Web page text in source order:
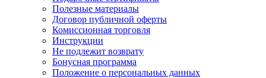
Полезные материалы
Договор публичной оферты
Комиссионная торговля
Инструкции
Не подлежит возврату
Бонусная программа
Положение о персональных данных